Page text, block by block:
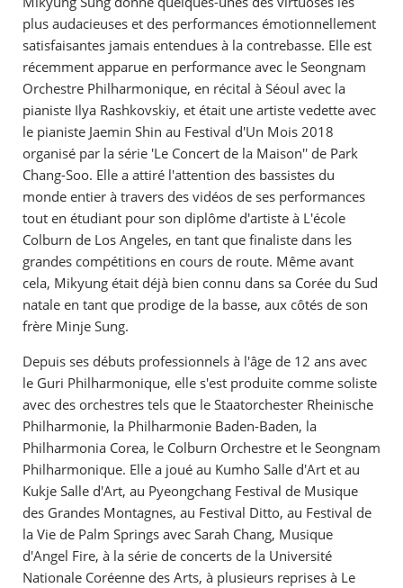
plus audacieuses et des performances émotionnellement
satisfaisantes jamais entendues à la contrebasse. Elle est
récemment apparue en performance avec le Seongnam
Orchestre Philharmonique, en récital à Séoul avec la
pianiste Ilya Rashkovskiy, et était une artiste vedette avec
le pianiste Jaemin Shin au Festival d'Un Mois 2018
organisé par la série 'Le Concert de la Maison'' de Park
Chang-Soo. Elle a attiré l'attention des bassistes du
monde entier à travers des vidéos de ses performances
tout en étudiant pour son diplôme d'artiste à L'école
Colburn de Los Angeles, en tant que finaliste dans les
grandes compétitions en cours de route. Même avant
cela, Mikyung était déjà bien connu dans sa Corée du Sud
natale en tant que prodige de la basse, aux côtés de son
frère Minje Sung.
Depuis ses débuts professionnels à l'âge de 12 ans avec
le Guri Philharmonique, elle s'est produite comme soliste
avec des orchestres tels que le Staatorchester Rheinische
Philharmonie, la Philharmonie Baden-Baden, la
Philharmonia Corea, le Colburn Orchestre et le Seongnam
Philharmonique. Elle a joué au Kumho Salle d'Art et au
Kukje Salle d'Art, au Pyeongchang Festival de Musique
des Grandes Montagnes, au Festival Ditto, au Festival de
la Vie de Palm Springs avec Sarah Chang, Musique
d'Angel Fire, à la série de concerts de la Université
Nationale Coréenne des Arts, à plusieurs reprises à Le